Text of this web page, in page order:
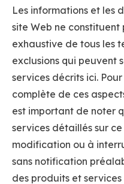
Les informations et les
site Web ne
exhaustive de tous les
exclusions qui peuvent
services décrits ici.
complète de ces
est important de noter
services détaillés sur
modification ou à
sans notification
des produits et